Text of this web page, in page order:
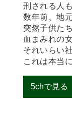
刑される人
数年前、地
突然子供た
血まみれの
それいらい
これは本当
5chで見る